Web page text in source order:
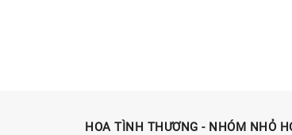
HOA TÌNH THƯƠNG - NHÓM NHỎ